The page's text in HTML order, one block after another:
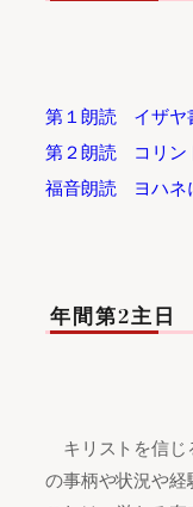
第１朗読 イザヤ
第２朗読 コリン
福音朗読 ヨハネ
年間第2主日
キリストを信じ
の事柄や状況や経